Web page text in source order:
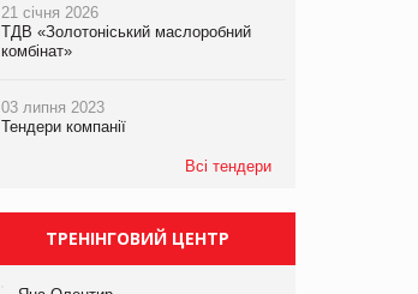
21 січня 2026
ТДВ «Золотоніський маслоробний
комбінат»
03 липня 2023
Тендери компанії
Всі тендери
ТРЕНІНГОВИЙ ЦЕНТР